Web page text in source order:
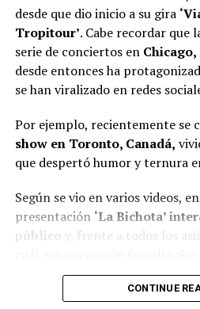
actualmente ocupan las
listado:
GAMINAE — Kris R.,
Dichavate — Ya Ice Dilan,
TUKI TUKIE — Kris R.,
SUPERSTARE — Blessd,
Todo Lo Fue — Lenin
Pico Y Chao (W Sound
On The Drums
desde que dio inicio a su gira
Tropitour’. Cabe recordar que
serie de conciertos enChicago,
desde entonces ha
se han viralizado en redes
Por ejemplo, recientemente se
show en Toronto, Canadá,
que despertó humor y ternura
Según se vio en varios videos,
presentación ‘La Bichota’
público y, frente a todos los
de todos, la pequeña en lugar
respondió que era
CONTINUE